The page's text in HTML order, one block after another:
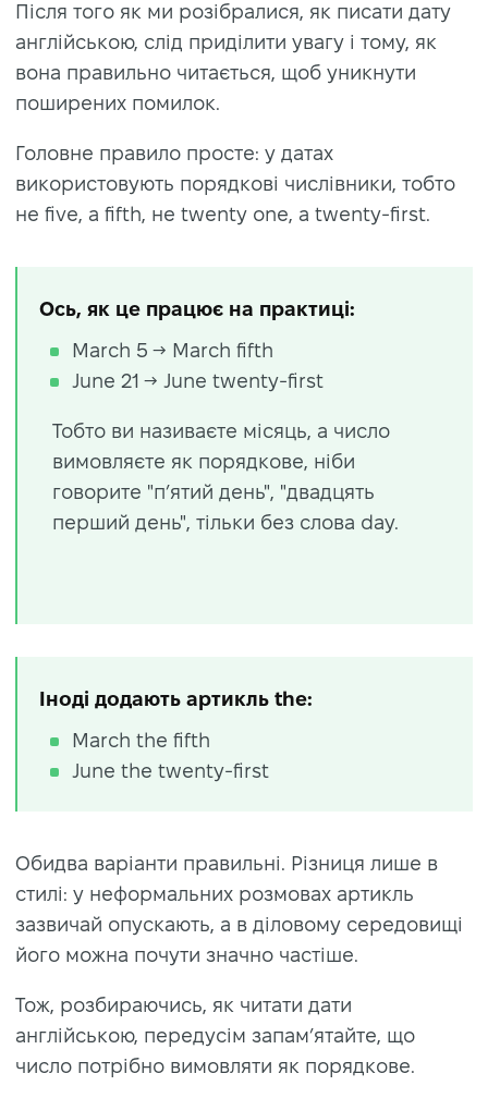
Після того як ми розібралися, як писати дату
англійською, слід приділити увагу і тому, як
вона правильно читається, щоб уникнути
поширених помилок.
Головне правило просте: у датах
використовують порядкові числівники, тобто
не five, а fifth, не twenty one, а twenty-first.
Ось, як це працює на практиці:
March 5 → March fifth
June 21 → June twenty-first
Тобто ви називаєте місяць, а число
вимовляєте як порядкове, ніби
говорите "п’ятий день", "двадцять
перший день", тільки без слова day.
Іноді додають артикль the:
March the fifth
June the twenty-first
Обидва варіанти правильні. Різниця лише в
стилі: у неформальних розмовах артикль
зазвичай опускають, а в діловому середовищі
його можна почути значно частіше.
Тож, розбираючись, як читати дати
англійською, передусім запам’ятайте, що
число потрібно вимовляти як порядкове.